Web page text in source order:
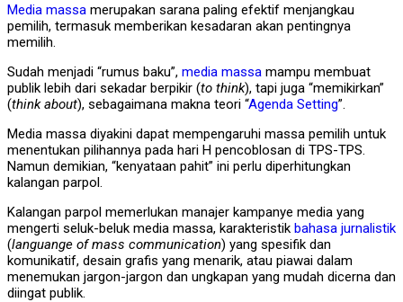
Media massa merupakan sarana paling efektif menjangkau
pemilih, termasuk memberikan kesadaran akan pentingnya
memilih.
Sudah menjadi “rumus baku”, media massa mampu membuat
publik lebih dari sekadar berpikir (to think), tapi juga “memikirkan”
(think about), sebagaimana makna teori “Agenda Setting”.
Media massa diyakini dapat mempengaruhi massa pemilih untuk
menentukan pilihannya pada hari H pencoblosan di TPS-TPS.
Namun demikian, “kenyataan pahit” ini perlu diperhitungkan
kalangan parpol.
Kalangan parpol memerlukan manajer kampanye media yang
mengerti seluk-beluk media massa, karakteristik bahasa jurnalistik
(languange of mass communication) yang spesifik dan
komunikatif, desain grafis yang menarik, atau piawai dalam
menemukan jargon-jargon dan ungkapan yang mudah dicerna dan
diingat publik.